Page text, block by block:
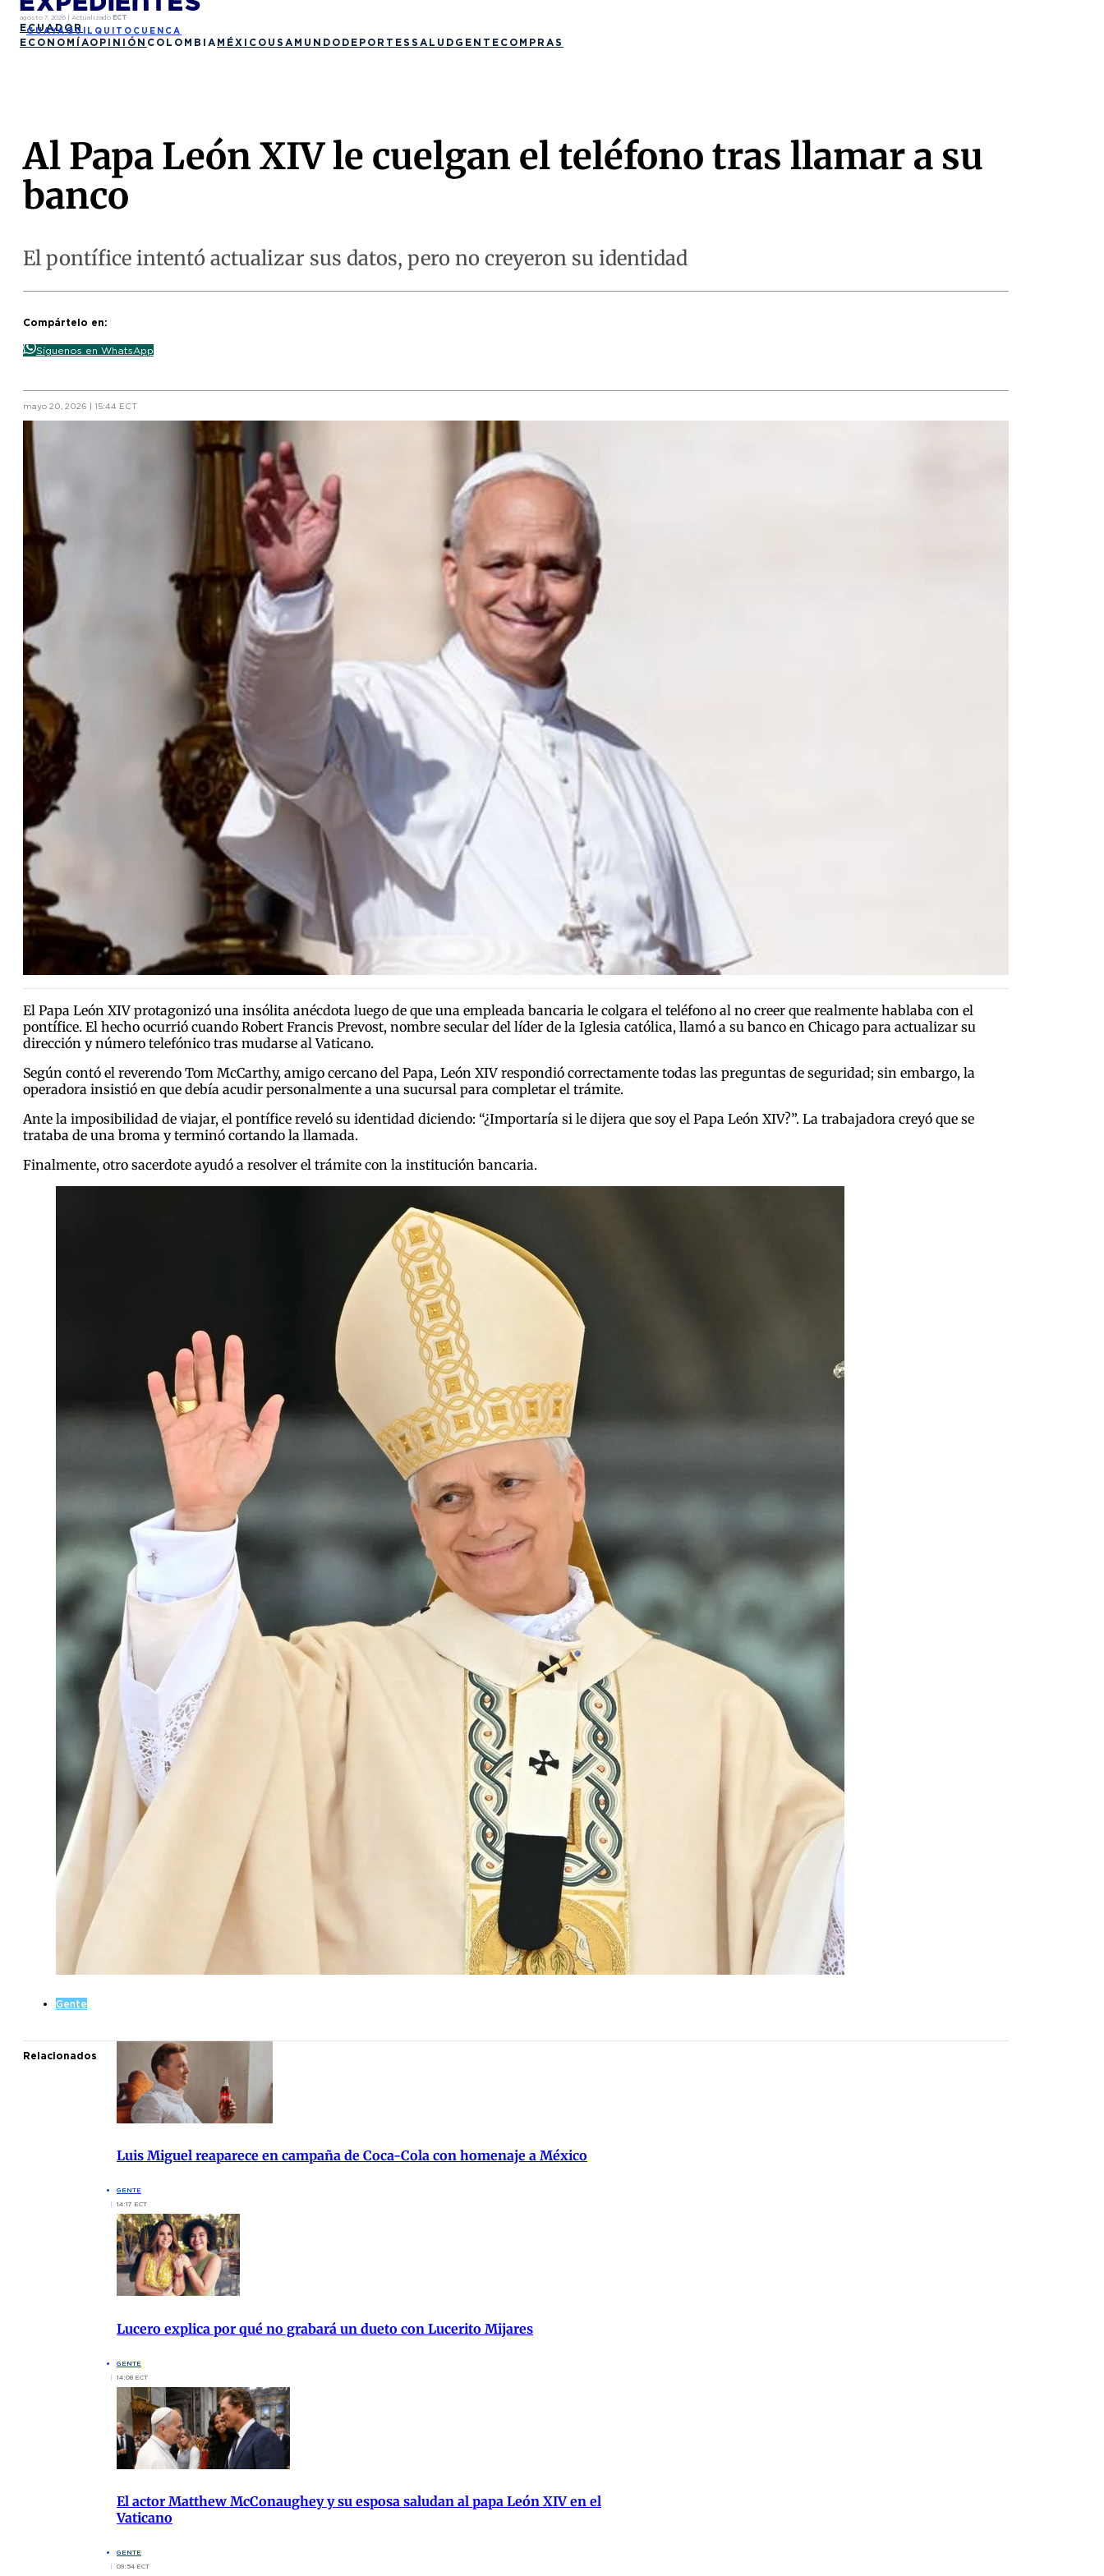
agosto 7, 2026 | Actualizado ECT
ECUADOR
GUAYAQUIL QUITO CUENCA
ECONOMÍAOPINIÓN COLOMBIA MÉXICO USA MUNDO DEPORTES SALUD GENTE COMPRAS
Al Papa León XIV le cuelgan el teléfono tras llamar a su
banco
El pontífice intentó actualizar sus datos, pero no creyeron su identidad
Compártelo en:
Síguenos en WhatsApp
mayo 20, 2026 | 15:44 ECT
El Papa León XIV protagonizó una insólita anécdota luego de que una empleada bancaria le colgara el teléfono al no creer que realmente hablaba con el
pontífice. El hecho ocurrió cuando Robert Francis Prevost, nombre secular del líder de la Iglesia católica, llamó a su banco en Chicago para actualizar su
dirección y número telefónico tras mudarse al Vaticano.
Según contó el reverendo Tom McCarthy, amigo cercano del Papa, León XIV respondió correctamente todas las preguntas de seguridad; sin embargo, la
operadora insistió en que debía acudir personalmente a una sucursal para completar el trámite.
Ante la imposibilidad de viajar, el pontífice reveló su identidad diciendo: “¿Importaría si le dijera que soy el Papa León XIV?”. La trabajadora creyó que se
trataba de una broma y terminó cortando la llamada.
Finalmente, otro sacerdote ayudó a resolver el trámite con la institución bancaria.
Gente
Relacionados
Luis Miguel reaparece en campaña de Coca-Cola con homenaje a México
GENTE
14:17 ECT
Lucero explica por qué no grabará un dueto con Lucerito Mijares
GENTE
14:08 ECT
El actor Matthew McConaughey y su esposa saludan al papa León XIV en el
Vaticano
GENTE
09:54 ECT